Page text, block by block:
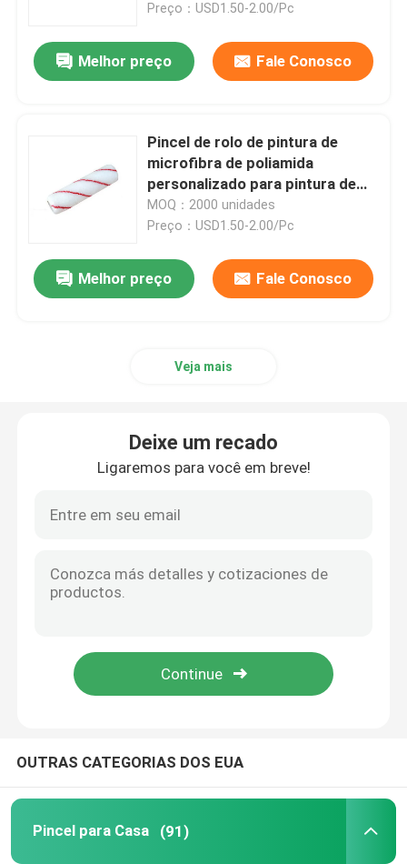
Produtos
Preço：USD1.50-2.00/Pc
Melhor preço Fale Conosco
Pincel de rolo de pintura de
microfibra de poliamida
personalizado para pintura de
parede
MOQ：2000 unidades
Preço：USD1.50-2.00/Pc
Melhor preço Fale Conosco
Veja mais
Deixe um recado
Ligaremos para você em breve!
OUTRAS CATEGORIAS DOS EUA
Pincel para Casa (91)